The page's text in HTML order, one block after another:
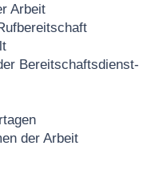
Arbeit
Bereitschaftsdienst-
der Arbeit